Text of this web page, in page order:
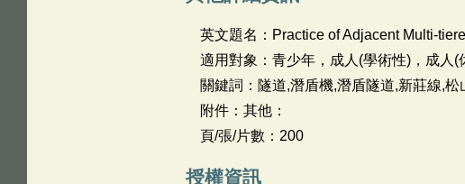
英文題名： Practice of Adjacent Multi-
適用對象：青少年，成人(學術性)，成人(
關鍵詞：隧道,潛盾機,潛盾隧道,新莊線,松
附件：其他：
頁/張/片數：200
授權資訊